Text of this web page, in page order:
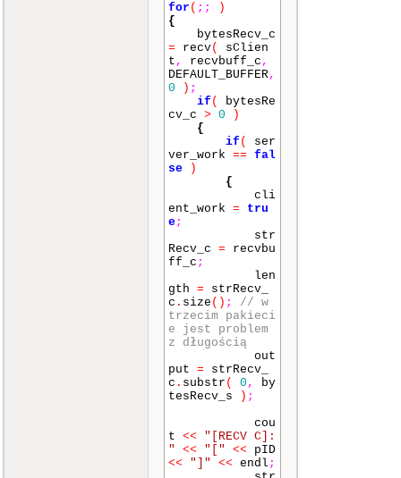
for ( ; ;
)
{
bytesRecv_c
= recv(
sClien
t , recvbuff_c ,
DEFAULT_BUFFER,
0
) ;
if (
bytesRe
cv_c > 0
)
{
if (
ser
ver_work == fal
se
)
{
cli
ent_work =
tru
e;
str
Recv_c = recvbu
ff_c ;
len
gth = strRecv_
c . size () ;
// w
trzecim pakieci
e jest problem
z długością
out
put = strRecv_
c . substr ( 0 ,
by
tesRecv_s
) ;
cou
t <<
"[RECV C]:
"
<< "[" << pID
<<
"]" << endl ;